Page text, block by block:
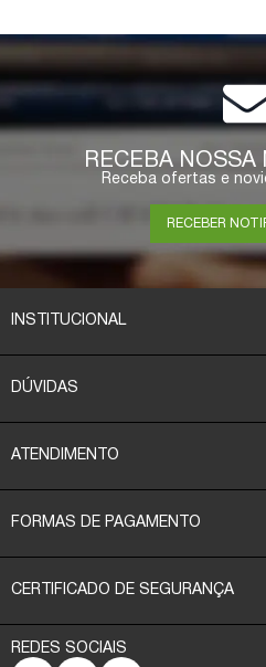
RECEBA NOSSA
Receba ofertas e
RECEBER
INSTITUCIONAL
DÚVIDAS
ATENDIMENTO
FORMAS DE PAGAMENTO
CERTIFICADO DE SEGURANÇA